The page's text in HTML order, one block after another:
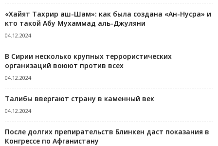
«Хайят Тахрир аш-Шам»: как была создана «Ан-Нусра» и
кто такой Абу Мухаммад аль-Джуляни
04.12.2024
В Сирии несколько крупных террористических
организаций воюют против всех
04.12.2024
Талибы ввергают страну в каменный век
04.12.2024
После долгих препирательств Блинкен даст показания в
Конгрессе по Афганистану